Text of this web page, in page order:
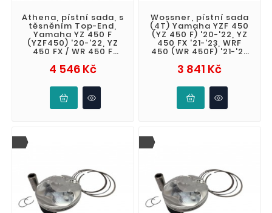
Athena, pístní sada, s
těsněním Top-End,
Yamaha YZ 450 F
(YZF450) '20-'22, YZ
450 FX / WR 450 F
XEF 450 '
4 546 KčCena
Wossner, pístní sada
(4T) Yamaha YZF 450
(YZ 450 F) '20-'22, YZ
450 FX '21-'23, WRF
450 (WR 450F) '21-'23
3 841 KčCena